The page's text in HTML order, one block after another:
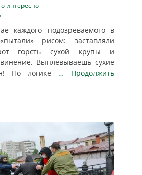
интересно
каждого подозреваемого в
рисом: заставляли
горсть сухой крупы и
Выплёвываешь сухие
По логике … Продолжить